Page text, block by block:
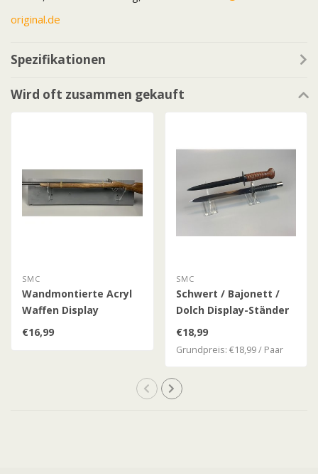
original.de
Spezifikationen
Wird oft zusammen gekauft
SMC
Wandmontierte Acryl
Waffen Display
€16,99
SMC
Schwert / Bajonett /
Dolch Display-Ständer
€18,99
Grundpreis: €18,99 / Paar